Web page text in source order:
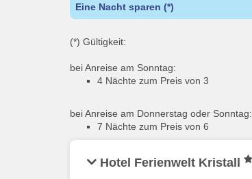
Eine Nacht sparen (*)
(*) Gültigkeit:
bei Anreise am Sonntag:
4 Nächte zum Preis von 3
bei Anreise am Donnerstag oder Sonntag:
7 Nächte zum Preis von 6
Hotel Ferienwelt Kristall